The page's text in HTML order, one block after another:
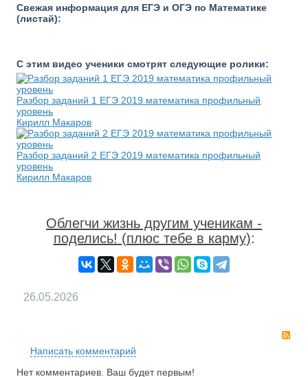
Свежая информация для ЕГЭ и ОГЭ по Математике
(листай):
С этим видео ученики смотрят следующие ролики:
Разбор заданий 1 ЕГЭ 2019 математика профильный
уровень
Кирилл Макаров
Разбор заданий 2 ЕГЭ 2019 математика профильный
уровень
Кирилл Макаров
Облегчи жизнь другим ученикам -
поделись! (плюс тебе в карму):
26.05.2026
Написать комментарий
Нет комментариев. Ваш будет первым!